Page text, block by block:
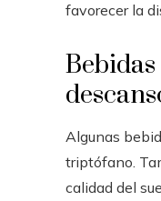
favorecer la
Algunas
triptófano.
calidad del